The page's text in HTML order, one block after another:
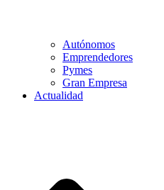
Autónomos
Emprendedores
Pymes
Gran Empresa
Actualidad